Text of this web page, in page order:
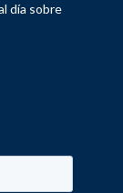
día sobre